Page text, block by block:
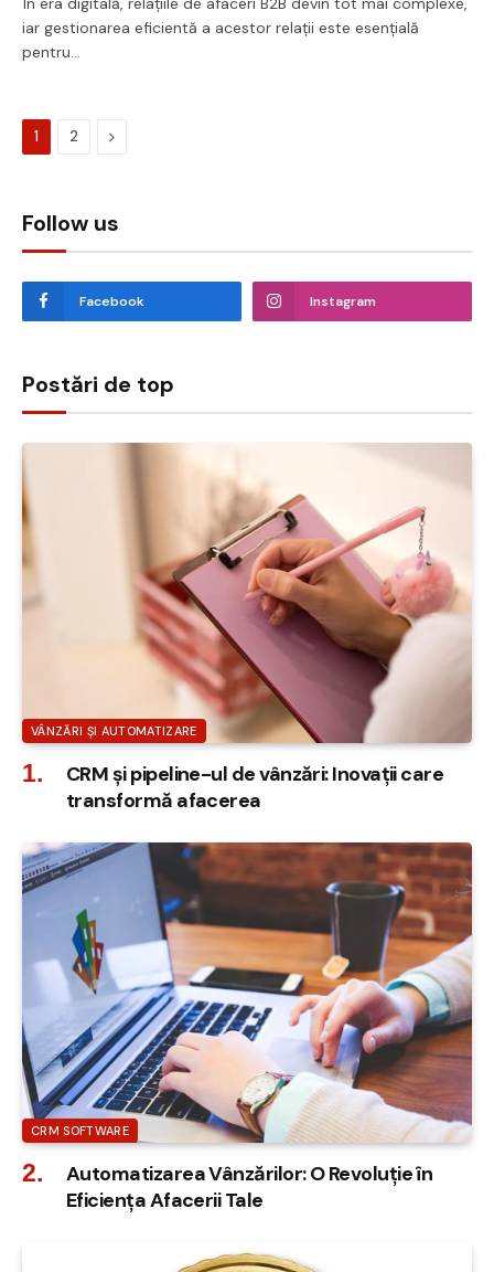
iar gestionarea eficientă a acestor relații este esențială
pentru…
1 2 Next
Follow us
Facebook Instagram
Postări de top
VÂNZĂRI ȘI AUTOMATIZARE
CRM și pipeline-ul de vânzări: Inovații care
transformă afacerea
CRM SOFTWARE
Automatizarea Vânzărilor: O Revoluție în
Eficiența Afacerii Tale